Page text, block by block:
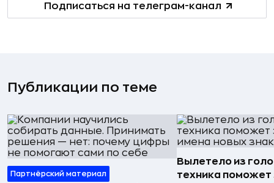
Подписаться на телеграм-канал
Публикации по теме
Партнёрский материал
Вылетело из
техника поможет